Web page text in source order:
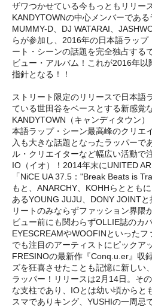
ザワつかせている今もっともリリー
KANDYTOWNの中心メンバーであ
MUMMY-D、DJ WATARAI、
らが参加し、2016年の日本語ラップ
ート・シーンの話題を完全独占する
ビュー・アルバム！これが2016年
指針となる！！
ストリート限定のリリースで日本語
ている世田谷をベースとする新感覚
KANDYTOWN（キャンディタウン
本語ラップ・シーン最高峰のクリエ
入も大きな話題となったラッパーで
ル・クリエイターなど幅広い活動で
IO（イオ）！2014年末にUNITED
「NiCE UA 37.5："Break Beats is
もと、ANARCHY、KOHHらととも
あるYOUNG JUJU、DONY JOINT
リートのみならずファッション界隈
ビュー前にも関わらずOLLIE誌のカ
EYESCREAMやWOOFINといった
でも注目のアーティストにピックア
FRESINOの最新作『Conq.u.er』収
ズを狂喜させたことも記憶に新しい
ラッパー！リリースは2月14日。そ
な支柱であり、IOとは幼い頃からと
スマでありキング、YUSHIの一周忌